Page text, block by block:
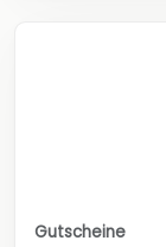
Gutscheine